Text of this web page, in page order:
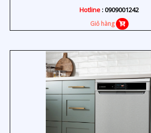
Hotline: 0909001242
Giỏ hàng